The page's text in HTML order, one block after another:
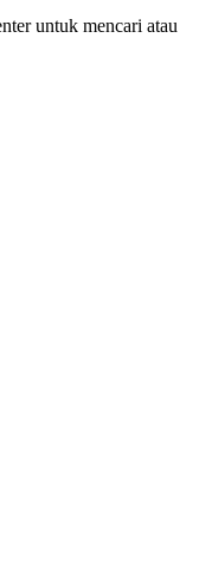
untuk mencari atau